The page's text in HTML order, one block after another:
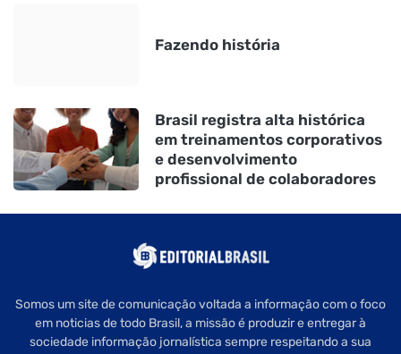
Fazendo história
Brasil registra alta histórica
em treinamentos corporativos
e desenvolvimento
profissional de colaboradores
Somos um site de comunicação voltada a informação com o foco
em noticias de todo Brasil, a missão é produzir e entregar à
sociedade informação jornalística sempre respeitando a sua